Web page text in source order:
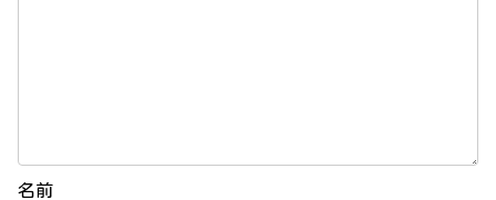
名前